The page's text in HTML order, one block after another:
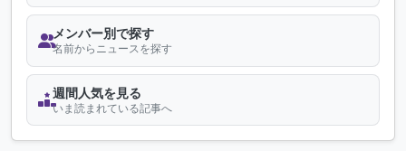
メンバー別で探す
名前からニュースを探す
週間人気を見る
いま読まれている記事へ